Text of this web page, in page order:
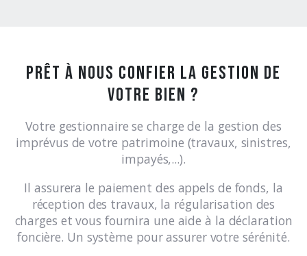
Prêt à nous confier la gestion de
votre bien ?
Votre gestionnaire se charge de la gestion des
imprévus de votre patrimoine (travaux, sinistres,
impayés,...).
Il assurera le paiement des appels de fonds, la
réception des travaux, la régularisation des
charges et vous fournira une aide à la déclaration
foncière. Un système pour assurer votre sérénité.